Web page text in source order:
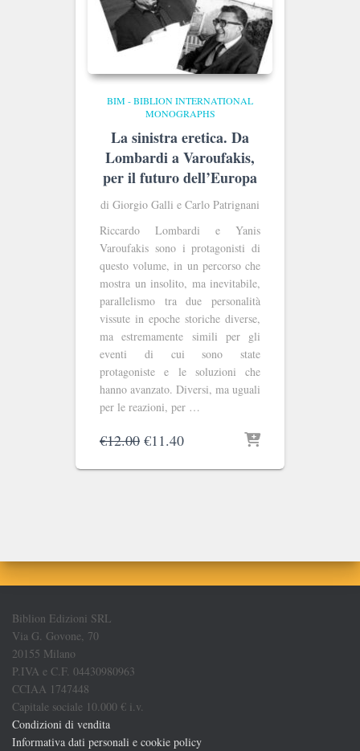
BIM - BIBLION INTERNATIONAL
MONOGRAPHS
La sinistra eretica. Da
Lombardi a Varoufakis,
per il futuro dell’Europa
di Giorgio Galli e Carlo Patrignani
Riccardo Lombardi e Yanis
Varoufakis sono i protagonisti di
questo volume, in un percorso che
mostra un insolito, ma inevitabile,
parallelismo tra due personalità
vissute in epoche storiche diverse,
ma estremamente simili per gli
eventi di cui sono state
protagoniste e le soluzioni che
hanno avanzato. Diversi, ma uguali
per le reazioni, per …
€12.00 Il
originale
€11.40Il
attuale
Biblion Edizioni SRL
Via G. Govone, 70
20155 Milano
P.IVA e C.F. 04430980963
CCIAA 1747448
Capitale sociale 10.000 € i.v.
Condizioni di vendita
Informativa dati personali e cookie policy